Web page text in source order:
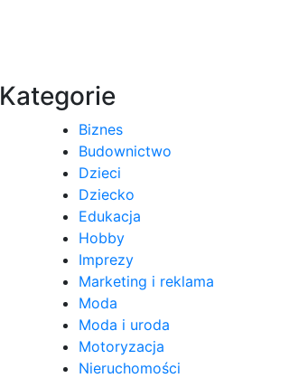
Kategorie
Biznes
Budownictwo
Dzieci
Dziecko
Edukacja
Hobby
Imprezy
Marketing i reklama
Moda
Moda i uroda
Motoryzacja
Nieruchomości